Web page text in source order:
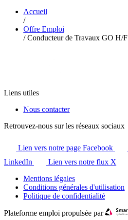
Accueil
/
Offre Emploi
/ Conducteur de Travaux GO H/F
Liens utiles
Nous contacter
Retrouvez-nous sur les réseaux sociaux
Lien vers notre page Facebook
LinkedIn
Lien vers notre flux X
Mentions légales
Conditions générales d'utilisation
Politique de confidentialité
Plateforme emploi propulsée par